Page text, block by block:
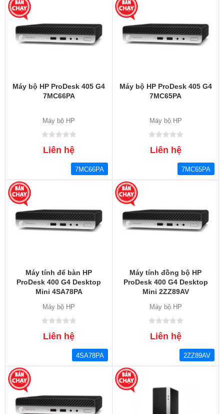
Máy bộ HP ProDesk 405 G4
7MC66PA
Máy bộ HP
Liên hệ
7MC66PA
Máy bộ HP ProDesk 405 G4
7MC65PA
Máy bộ HP
Liên hệ
7MC65PA
Máy tính để bàn HP
ProDesk 400 G4 Desktop
Mini 4SA78PA
Máy bộ HP
Liên hệ
4SA78PA
Máy tính đồng bộ HP
ProDesk 400 G4 Desktop
Mini 2ZZ89AV
Máy bộ HP
Liên hệ
2ZZ89AV